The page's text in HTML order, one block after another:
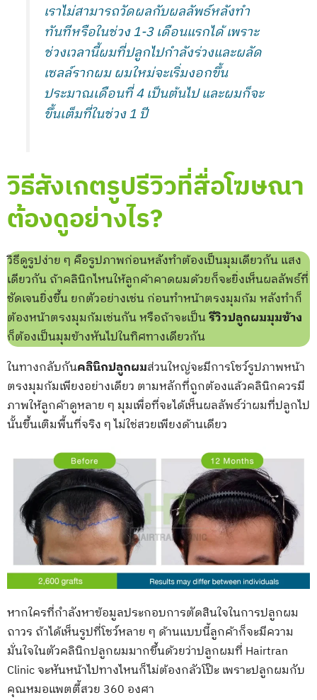
เราไม่สามารถวัดผลกับผลลัพธ์หลังทำ
ทันทีหรือในช่วง 1-3 เดือนแรกได้ เพราะ
ช่วงเวลานี้ผมที่ปลูกไปกำลังร่วงและผลัด
เซลล์รากผม ผมใหม่จะเริ่มงอกขึ้น
ประมาณเดือนที่ 4 เป็นต้นไป และผมก็จะ
ขึ้นเต็มที่ในช่วง 1 ปี
วิธีสังเกตรูปรีวิวที่สื่อโฆษณา
ต้องดูอย่างไร?
วิธีดูรูปง่าย ๆ คือรูปภาพก่อนหลังทำต้องเป็นมุมเดียวกัน แสง
เดียวกัน ถ้าคลินิกไหนให้ลูกค้าคาดผมด้วยก็จะยิ่งเห็นผลลัพธ์ที่
ชัดเจนยิ่งขึ้น ยกตัวอย่างเช่น ก่อนทำหน้าตรงมุมก้ม หลังทำก็
ต้องหน้าตรงมุมก้มเช่นกัน หรือถ้าจะเป็นรีวิวปลูกผมมุมข้าง
ก็ต้องเป็นมุมข้างหันไปในทิศทางเดียวกัน
ในทางกลับกันคลินิกปลูกผมส่วนใหญ่จะมีการโชว์รูปภาพหน้า
ตรงมุมก้มเพียงอย่างเดียว ตามหลักที่ถูกต้องแล้วคลินิกควรมี
ภาพให้ลูกค้าดูหลาย ๆ มุมเพื่อที่จะได้เห็นผลลัพธ์ว่าผมที่ปลูกไป
นั้นขึ้นเติมพื้นที่จริง ๆ ไม่ใช่สวยเพียงด้านเดียว
หากใครที่กำลังหาข้อมูลประกอบการตัดสินใจในการปลูกผม
ถาวร ถ้าได้เห็นรูปที่โชว์หลาย ๆ ด้านแบบนี้ลูกค้าก็จะมีความ
มั่นใจในตัวคลินิกปลูกผมมากขึ้นด้วยว่าปลูกผมที่ Hairtran
Clinic จะหันหน้าไปทางไหนก็ไม่ต้องกลัวโป๊ะ เพราะปลูกผมกับ
คุณหมอแพตตี้สวย 360 องศา